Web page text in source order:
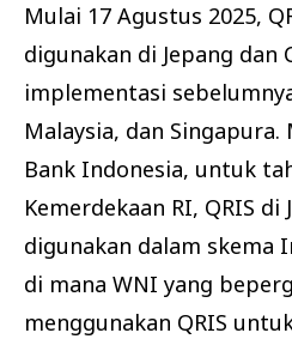
Mulai 17 Agustus 2025,
digunakan di Jepang dan
implementasi
Malaysia, dan
Bank Indonesia, untuk
Kemerdekaan RI, QRIS
digunakan dalam skema
di mana WNI yang
menggunakan QRIS